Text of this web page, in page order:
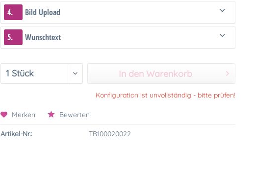
4. Bild Upload
5. Wunschtext
In den Warenkorb
Konfiguration ist unvollständig - bitte prüfen!
Merken Bewerten
Artikel-Nr.: TB100020022